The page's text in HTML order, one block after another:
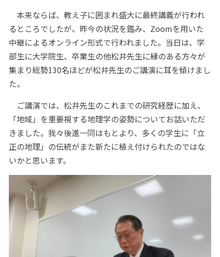
本来ならば、教え子に囲まれ盛大に最終講義が行われ
るところでしたが、昨今の状況を鑑み、Zoomを用いた
中継によるオンライン形式で行われました。当日は、学
部生に大学院生、卒業生の他松井先生に縁のある方々が
集まり総勢130名ほどが松井先生のご講演に耳を傾けまし
た。
ご講演では、松井先生のこれまでの研究経歴に加え、
「地域」を重要視する地理学の姿勢についてお話いただ
きました。我々後進一同はもとより、多くの学生に「立
正の地理」の伝統がまた新たに植え付けられたのではな
いかと思います。